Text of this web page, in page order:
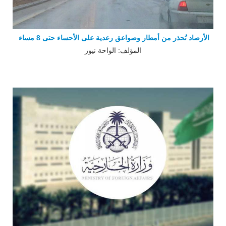
الأرصاد تُحذر من أمطار وصواعق رعدية على الأحساء حتى 8 مساء
المؤلف: الواحة نيوز